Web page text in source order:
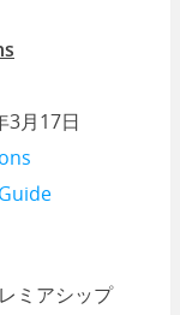
3月17日
ミアシップ